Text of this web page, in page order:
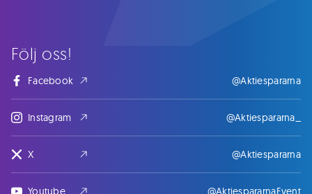
Följ oss!
Facebook @Aktiespararna
Instagram @Aktiespararna_
X @Aktiespararna
Youtube @AktiespararnaEvent